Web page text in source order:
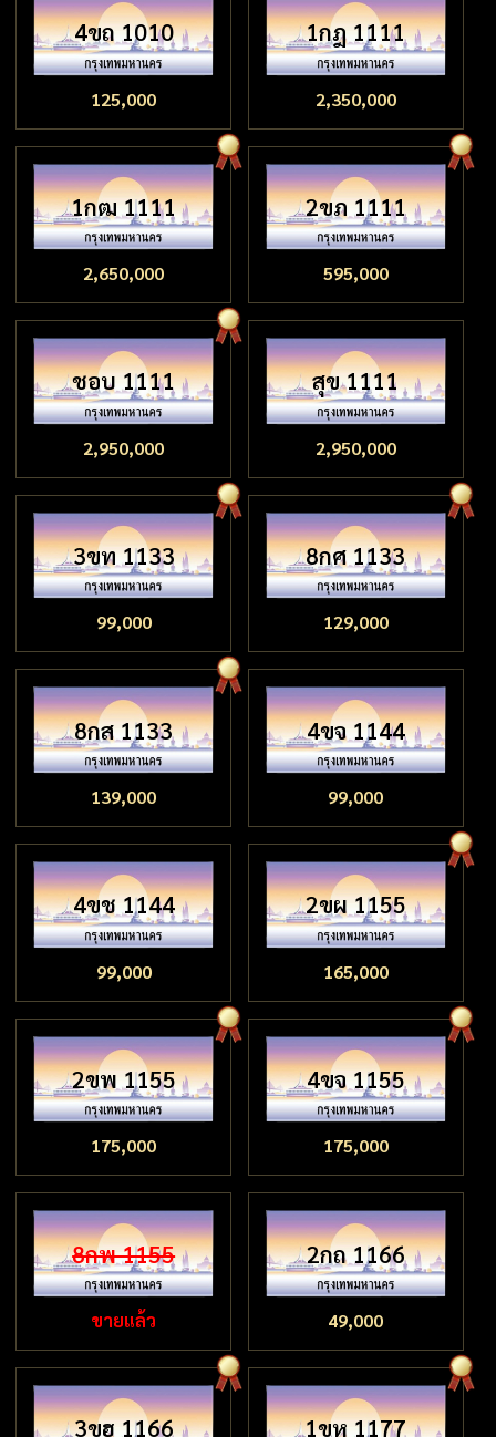
4ขถ 1010
125,000
1กฎ 1111
2,350,000
1กฒ 1111
2,650,000
2ขภ 1111
595,000
ชอบ 1111
2,950,000
สุข 1111
2,950,000
3ขท 1133
99,000
8กศ 1133
129,000
8กส 1133
139,000
4ขจ 1144
99,000
4ขช 1144
99,000
2ขผ 1155
165,000
2ขพ 1155
175,000
4ขจ 1155
175,000
8กพ 1155
ขายแล้ว
2กถ 1166
49,000
3ขฮ 1166 1ขห 1177